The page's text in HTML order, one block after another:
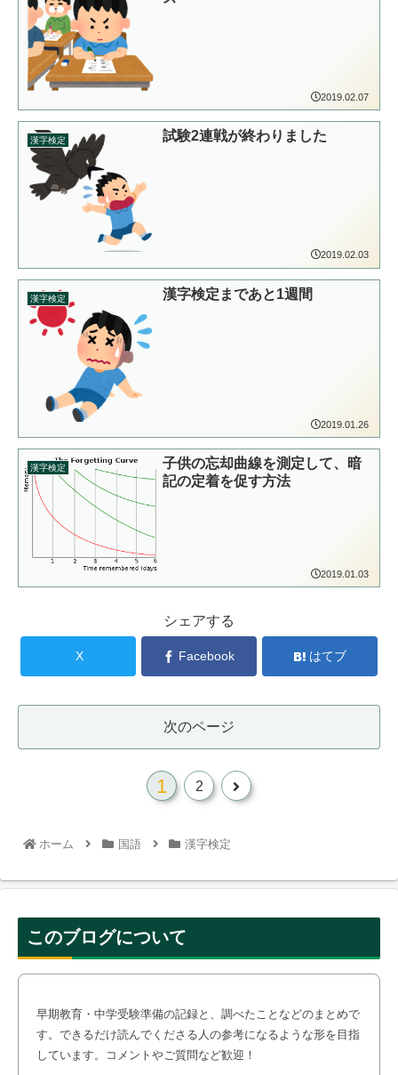
2019.02.07
漢字検定 試験2連戦が終わりました
2019.02.03
漢字検定 漢字検定まであと1週間
2019.01.26
漢字検定
子供の忘却曲線を測定して、暗
記の定着を促す方法
2019.01.03
シェアする
X Facebook はてブ
次のページ
1 2
次
ホーム 国語 漢字検定
このブログについて
早期教育・中学受験準備の記録と、調べたことなどのまとめで
す。できるだけ読んでくださる人の参考になるような形を目指
しています。コメントやご質問など歓迎！